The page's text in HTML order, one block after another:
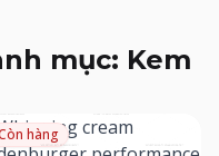
mục: Kem
hàng